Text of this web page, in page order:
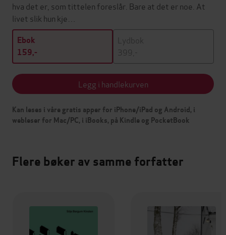
hva det er, som tittelen foreslår. Bare at det er noe. At
livet slik hun kje…
Ebok
159,-
Lydbok
399,-
Legg i handlekurven
Kan leses i våre gratis apper for iPhone/iPad og Android, i
webleser for Mac/PC, i iBooks, på Kindle og PocketBook
Flere bøker av samme forfatter